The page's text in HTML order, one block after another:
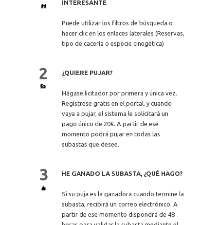
INTERESANTE
Puede utilizar los filtros de búsqueda o
hacer clic en los enlaces laterales (Reservas,
tipo de cacería o especie cinegética)
¿QUIERE PUJAR?
Hágase licitador por primera y única vez.
Regístrese gratis en el portal, y cuando
vaya a pujar, el sistema le solicitará un
pago único de 20€. A partir de ese
momento podrá pujar en todas las
subastas que desee.
HE GANADO LA SUBASTA, ¿QUÉ HAGO?
Si su puja es la ganadora cuando termine la
subasta, recibirá un correo electrónico. A
partir de ese momento dispondrá de 48